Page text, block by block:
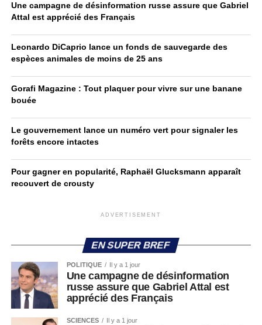
Une campagne de désinformation russe assure que Gabriel
Attal est apprécié des Français
Leonardo DiCaprio lance un fonds de sauvegarde des
espèces animales de moins de 25 ans
Gorafi Magazine : Tout plaquer pour vivre sur une banane
bouée
Le gouvernement lance un numéro vert pour signaler les
forêts encore intactes
Pour gagner en popularité, Raphaël Glucksmann apparaît
recouvert de crousty
ADVERTISEMENT
EN SUPER BREF
POLITIQUE Il y a 1 jour
Une campagne de désinformation
russe assure que Gabriel Attal est
apprécié des Français
SCIENCES Il y a 1 jour